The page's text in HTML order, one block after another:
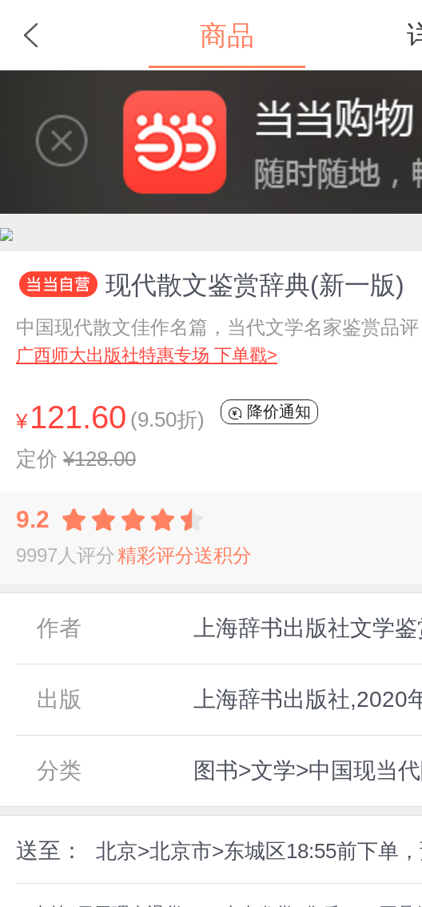
商品
分类
现代散文鉴赏辞典(新一版)
中国现代散文佳作名篇，当代文学名家鉴赏品
广西师大出版社特惠专场 下单戳>
¥ 121.60 (9.50折) 降价通知
定价 ¥128.00
9.2
9997人评分精彩评分送积分
作者 上海辞书出版社文学
出版 上海辞书出版社,2020
分类 图书>文学>中国现当
送至： 北京>北京市>东城区18:55前下单